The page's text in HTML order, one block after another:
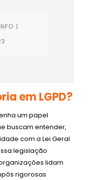
|
em LGPD?
um papel
buscam entender,
com a Lei Geral
legislação
lidam
rigorosas